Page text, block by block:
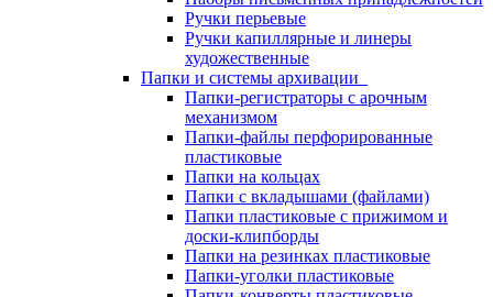
Ручки перьевые
Ручки капиллярные и линеры
художественные
Папки и системы архивации
Папки-регистраторы с арочным
механизмом
Папки-файлы перфорированные
пластиковые
Папки на кольцах
Папки с вкладышами (файлами)
Папки пластиковые с прижимом и
доски-клипборды
Папки на резинках пластиковые
Папки-уголки пластиковые